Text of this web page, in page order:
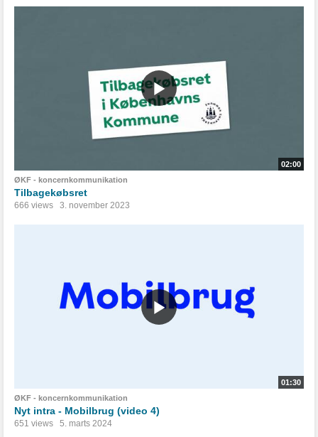
02:00
ØKF - koncernkommunikation
Tilbagekøbsret
666 views 3. november 2023
01:30
ØKF - koncernkommunikation
Nyt intra - Mobilbrug (video 4)
651 views 5. marts 2024